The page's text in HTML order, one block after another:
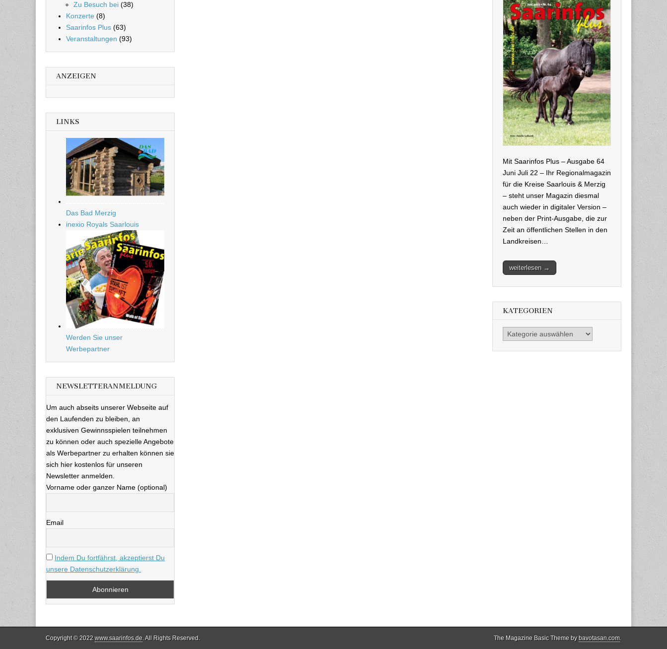
Zu Besuch bei (38)
Konzerte (8)
Saarinfos Plus (63)
Veranstaltungen (93)
ANZEIGEN
LINKS
Das Bad Merzig
inexio Royals Saarlouis
Werden Sie unser
Werbepartner
NEWSLETTERANMELDUNG
Um auch abseits unserer Webseite auf
den Laufenden zu bleiben, an
exklusiven Gewinnsspielen teilnehmen
zu können oder auch spezielle Angebote
als Werbepartner zu erhalten können sie
sich hier kostenlos für unseren
Newsletter anmelden.
Vorname oder ganzer Name (optional)
Email
Indem Du fortfährst, akzeptierst Du
unsere Datenschutzerklärung.
Mit Saarinfos Plus – Ausgabe 64
Juni Juli 22 – Ihr Regionalmagazin
für die Kreise Saarlouis & Merzig
– steht unser Magazin diesmal
auch wieder in digitaler Version –
neben der Print-Ausgabe, die zur
Zeit an öffentlichen Stellen in den
Landkreisen…
weiterlesen →
KATEGORIEN
Kategorien
Copyright © 2022 www.saarinfos.de. All Rights Reserved. The Magazine Basic Theme bybavotasan.com.